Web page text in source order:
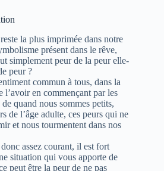
la plus imprimée dans notre
présent dans le rêve,
simplement peur de la peur elle-
peur ?
commun à tous, dans la
en commençant par les
quand nous sommes petits,
de l’âge adulte, ces peurs qui ne
et nous tourmentent dans nos
assez courant, il est fort
situation qui vous apporte de
peut être la peur de ne pas